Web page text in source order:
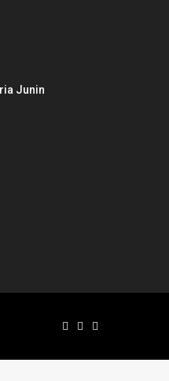
Junin